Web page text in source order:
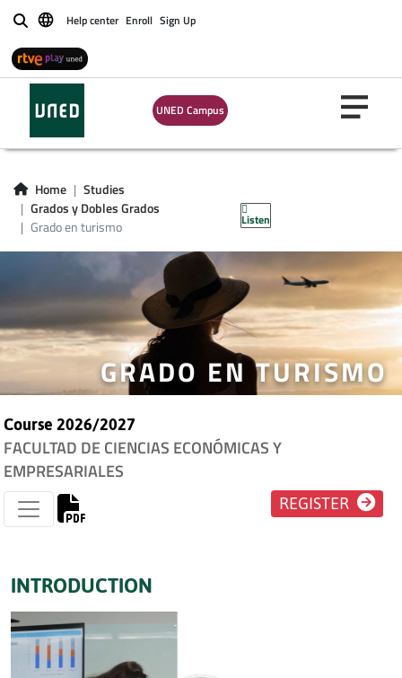
BuscarHelp center Enroll Sign Up
UNED Campus
Home
Studies
Grados y Dobles Grados
Grado en turismo
Listen
GRADO EN TURISMO
Course 2026/2027
FACULTAD DE CIENCIAS ECONÓMICAS Y
EMPRESARIALES
REGISTER
INTRODUCTION